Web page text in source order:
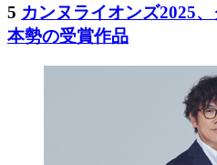
5 カンヌライオンズ2025
本勢の受賞作品